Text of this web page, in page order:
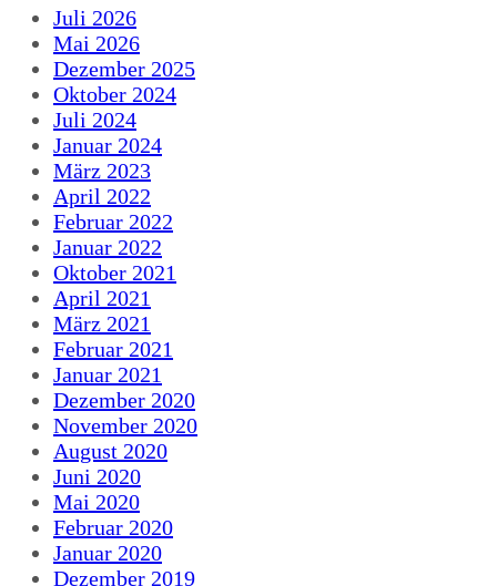
Juli 2026
Mai 2026
Dezember 2025
Oktober 2024
Juli 2024
Januar 2024
März 2023
April 2022
Februar 2022
Januar 2022
Oktober 2021
April 2021
März 2021
Februar 2021
Januar 2021
Dezember 2020
November 2020
August 2020
Juni 2020
Mai 2020
Februar 2020
Januar 2020
Dezember 2019